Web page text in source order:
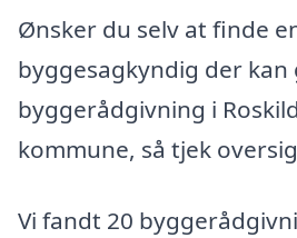
Ønsker du selv at finde
byggesagkyndig der kan
byggerådgivning i
kommune, så tjek
Vi fandt 20